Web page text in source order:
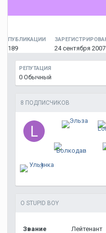
ПУБЛИКАЦИИ
189 24 сентября 2007
РЕПУТАЦИЯ
0 Обычный
8 ПОДПИСЧИКОВ
О STUPID BOY
Звание Лейтенант